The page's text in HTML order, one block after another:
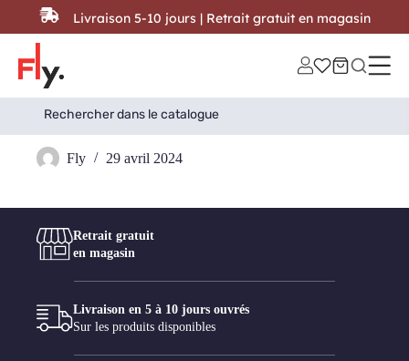
Passer au contenu
Search
for:
Search Button
Fly 29 avril 2024
Retrait gratuit
en magasin
Livraison en 5 à 10 jours ouvrés
Sur les produits disponibles
Livraison 5-10 jours | Retrait gratuit en magasin